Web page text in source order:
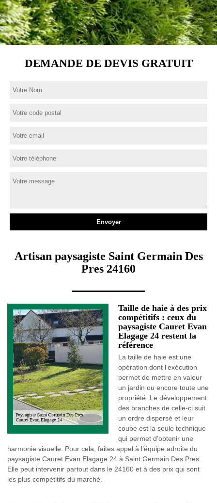
DEMANDE DE DEVIS GRATUIT
Artisan paysagiste Saint Germain Des
Pres 24160
Taille de haie à des prix
compétitifs : ceux du
paysagiste Cauret Evan
Elagage 24 restent la
référence
La taille de haie est une
opération dont l’exécution
permet de mettre en valeur
un jardin ou encore toute une
propriété. Le développement
des branches de celle-ci suit
un ordre dispersé et leur
coupe est la seule technique
qui permet d’obtenir une
harmonie visuelle. Pour cela, faites appel à l’équipe adroite du
paysagiste Cauret Evan Elagage 24 à Saint Germain Des Pres.
Elle peut intervenir partout dans le 24160 et à des prix qui sont
les plus compétitifs du marché.